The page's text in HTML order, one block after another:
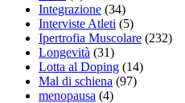
Integrazione (34)
Interviste Atleti (5)
Ipertrofia Muscolare (232)
Longevità (31)
Lotta al Doping (14)
Mal di schiena (97)
menopausa (4)